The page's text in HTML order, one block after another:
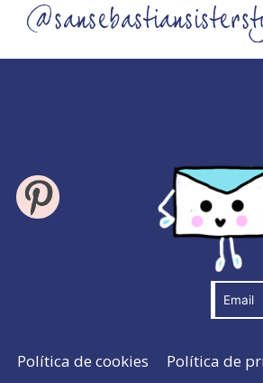
Política de cookies Política de